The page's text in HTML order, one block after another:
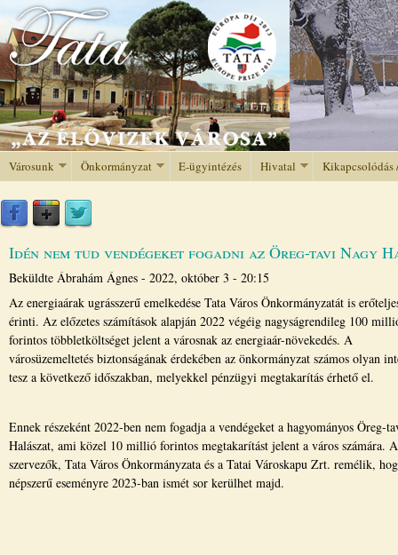
Jump to navigation
Városunk Önkormányzat E-ügyintézés Hivatal Kikapcsolódás
Idén nem tud vendégeket fogadni az Öreg-tavi Nagy
Beküldte Ábrahám Ágnes - 2022, október 3 - 20:15
Az energiaárak ugrásszerű emelkedése Tata Város Önkormányzatát is
érinti. Az előzetes számítások alapján 2022 végéig nagyságrendileg 100
forintos többletköltséget jelent a városnak az energiaár-növekedés. A
városüzemeltetés biztonságának érdekében az önkormányzat számos olyan
tesz a következő időszakban, melyekkel pénzügyi megtakarítás érhető el.
Ennek részeként 2022-ben nem fogadja a vendégeket a hagyományos Öreg-
Halászat, ami közel 10 millió forintos megtakarítást jelent a város számára. A
szervezők, Tata Város Önkormányzata és a Tatai Városkapu Zrt. remélik,
népszerű eseményre 2023-ban ismét sor kerülhet majd.